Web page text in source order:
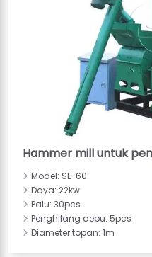
Hammer mill untuk
Model: SL-60
Daya: 22kw
Palu: 30pcs
Penghilang debu: 5pcs
Diameter topan: 1m